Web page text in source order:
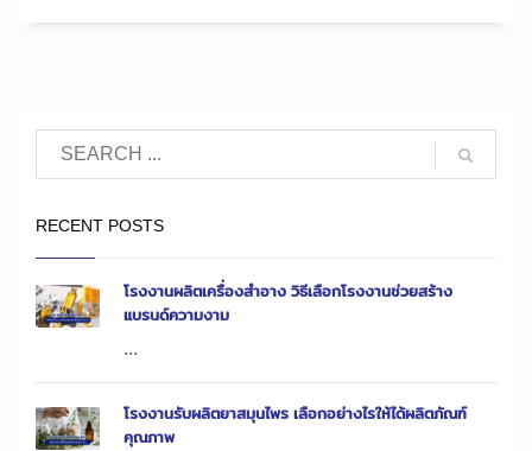
RECENT POSTS
โรงงานผลิตเครื่องสำอาง วิธีเลือกโรงงานช่วยสร้าง
แบรนด์ความงาม
...
โรงงานรับผลิตยาสมุนไพร เลือกอย่างไรให้ได้ผลิตภัณฑ์
คุณภาพ